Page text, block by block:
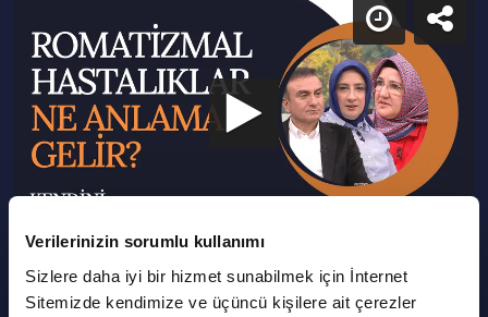
Verilerinizin sorumlu kullanımı
Sizlere daha iyi bir hizmet sunabilmek için İnternet
Sitemizde kendimize ve üçüncü kişilere ait çerezler
Podcast Olarak Dinle Programın Tüm Podcastleri